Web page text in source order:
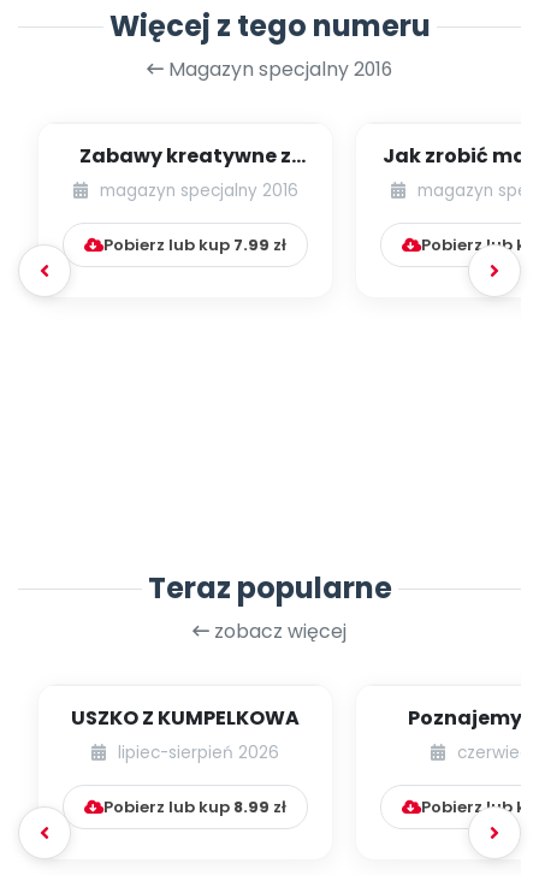
Więcej z tego numeru
Magazyn specjalny 2016
Zabawy kreatywne z
Alpino
magazyn specjalny 2016
Pobierz lub kup 7.99 zł
Jak zrobić
zrobić
[propozycje
magazyn
Pobierz lub
Teraz popularne
zobacz więcej
USZKO Z KUMPELKOWA
lipiec-sierpień 2026
Pobierz lub kup 8.99 zł
Poznajemy
czerwiec
Pobierz lub